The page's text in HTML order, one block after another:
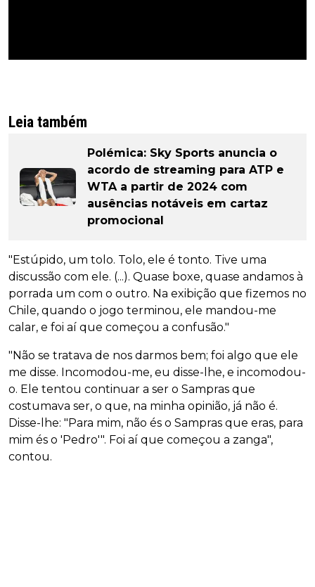
Leia também
Polémica: Sky Sports anuncia o
acordo de streaming para ATP e
WTA a partir de 2024 com
ausências notáveis em cartaz
promocional
"Estúpido, um tolo. Tolo, ele é tonto. Tive uma
discussão com ele. (...). Quase boxe, quase andamos à
porrada um com o outro. Na exibição que fizemos no
Chile, quando o jogo terminou, ele mandou-me
calar, e foi aí que começou a confusão."
"Não se tratava de nos darmos bem; foi algo que ele
me disse. Incomodou-me, eu disse-lhe, e incomodou-
o. Ele tentou continuar a ser o Sampras que
costumava ser, o que, na minha opinião, já não é.
Disse-lhe: "Para mim, não és o Sampras que eras, para
mim és o 'Pedro'". Foi aí que começou a zanga",
contou.